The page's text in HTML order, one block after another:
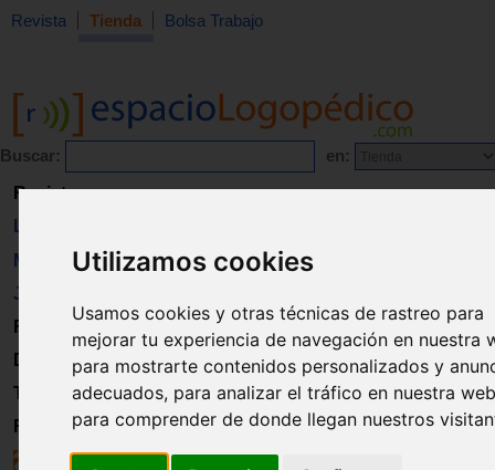
Utilizamos cookies
Usamos cookies y otras técnicas de rastreo para
mejorar tu experiencia de navegación en nuestra
para mostrarte contenidos personalizados y
adecuados, para analizar el tráfico en nuestra
para comprender de donde llegan nuestros
Revista Tienda Bolsa Trabajo
Buscar: en:
Revista
Libros
Material
Juguetes
Formación
Directorio
Trabajo
Registro